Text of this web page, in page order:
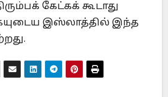
கேட்கக் கூடாது
இஸ்லாத்தில் இந்த